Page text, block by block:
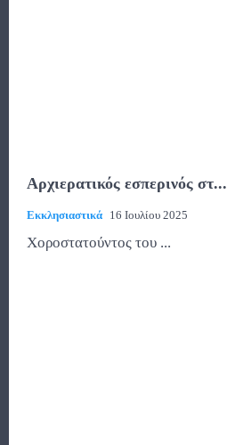
Αρχιερατικός εσπερινός στ...
Εκκλησιαστικά 16 Ιουλίου 2025
Χοροστατούντος του ...